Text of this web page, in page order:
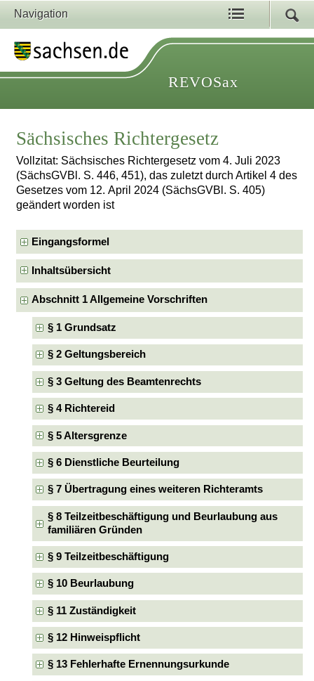
Navigation
REVOSax
Sächsisches Richtergesetz
Vollzitat: Sächsisches Richtergesetz vom 4. Juli 2023
(SächsGVBl. S. 446, 451), das zuletzt durch Artikel 4 des
Gesetzes vom 12. April 2024 (SächsGVBl. S. 405)
geändert worden ist
Eingangsformel
Inhaltsübersicht
Abschnitt 1 Allgemeine Vorschriften
§ 1 Grundsatz
§ 2 Geltungsbereich
§ 3 Geltung des Beamtenrechts
§ 4 Richtereid
§ 5 Altersgrenze
§ 6 Dienstliche Beurteilung
§ 7 Übertragung eines weiteren Richteramts
§ 8 Teilzeitbeschäftigung und Beurlaubung aus
familiären Gründen
§ 9 Teilzeitbeschäftigung
§ 10 Beurlaubung
§ 11 Zuständigkeit
§ 12 Hinweispflicht
§ 13 Fehlerhafte Ernennungsurkunde